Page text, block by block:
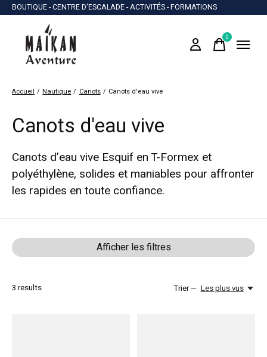
BOUTIQUE - CENTRE D'ESCALADE - ACTIVITÉS - FORMATIONS
0items
Accueil / Nautique / Canots / Canots d'eau vive
Canots d'eau vive
Canots d’eau vive Esquif en T-Formex et
polyéthylène, solides et maniables pour affronter
les rapides en toute confiance.
Afficher les filtres
3 results Trier — Les plus vus